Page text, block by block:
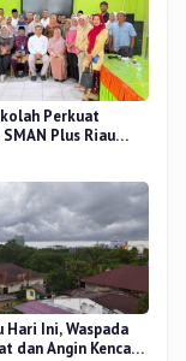
Perkuat
Plus Riau
Hari Ini, Waspada
dan Angin Kencang